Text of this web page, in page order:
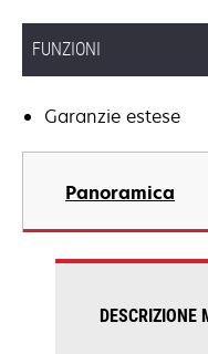
FUNZIONI
Garanzie estese
Panoramica
DESCRIZIONE